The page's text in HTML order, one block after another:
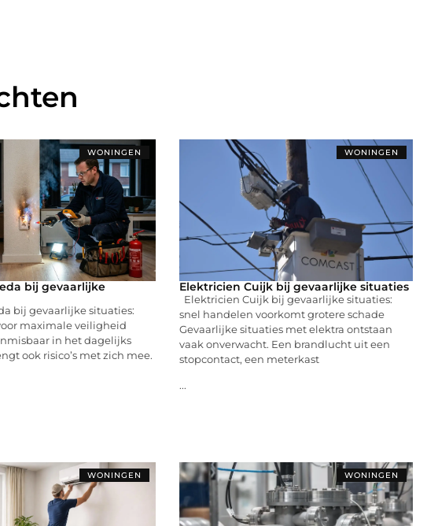
WONINGEN
bij gevaarlijke
bij gevaarlijke situaties:
maximale veiligheid
in het dagelijks
ook risico’s met zich mee.
WONINGEN
Elektricien Cuijk bij gevaarlijke situaties
Elektricien Cuijk bij gevaarlijke situaties:
snel handelen voorkomt grotere schade
Gevaarlijke situaties met elektra ontstaan
vaak onverwacht. Een brandlucht uit een
stopcontact, een meterkast
...
WONINGEN WONINGEN